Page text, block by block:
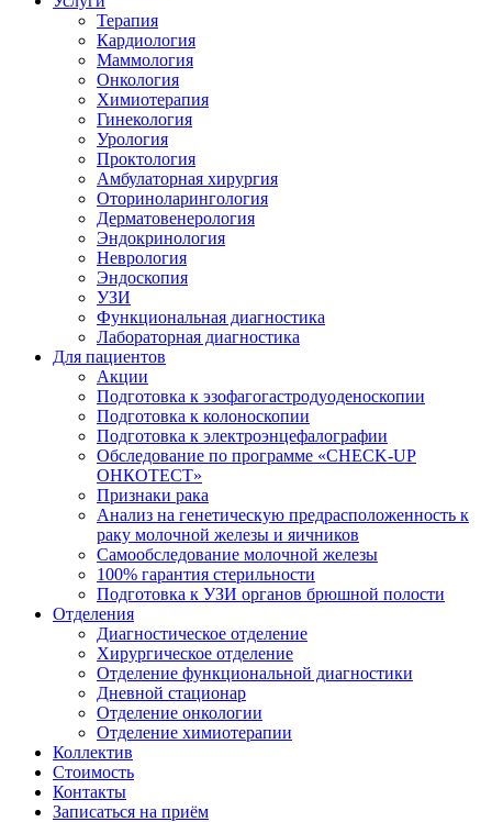
Терапия
Кардиология
Маммология
Онкология
Химиотерапия
Гинекология
Урология
Проктология
Амбулаторная xирургия
Оториноларингология
Дерматовенерология
Эндокринология
Неврология
Эндоскопия
УЗИ
Функциональная диагностика
Лабораторная диагностика
Для пациентов
Акции
Подготовка к эзофагогастродуоденоскопии
Подготовка к колоноскопии
Подготовка к электроэнцефалографии
Обследование по программе «CHECK-UP
ОНКОТЕСТ»
Признаки рака
Анализ на генетическую предрасположенность к
раку молочной железы и яичников
Самообследование молочной железы
100% гарантия стерильности
Подготовка к УЗИ органов брюшной полости
Отделения
Диагностическое отделение
Хирургическое отделение
Отделение функциональной диагностики
Дневной стационар
Отделение онкологии
Отделение химиотерапии
Коллектив
Стоимость
Контакты
Записаться на приём